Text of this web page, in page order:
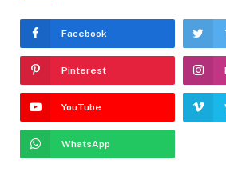
Facebook
Pinterest
YouTube
WhatsApp